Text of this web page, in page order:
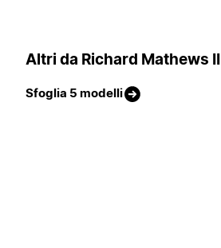
Altri da Richard Mathews II
Sfoglia 5 modelli